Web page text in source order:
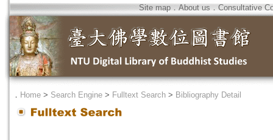
Site map．About us ． Consultative
． Home > Search Engine > Fulltext Search > Bibliography Detail